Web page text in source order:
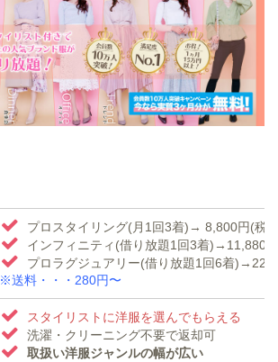
プロスタイリング(月1回3着)→ 8,800円(税
インフィニティ(借り放題1回3着)→11,880
プロラグジュアリー(借り放題1回6着
※送料・・・280円〜
スタイリストに洋服を選んでもらえる
洗濯・クリーニング不要で返却可
取扱い洋服ジャンルの幅が広い